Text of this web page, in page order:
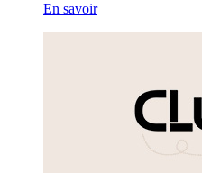
En savoir